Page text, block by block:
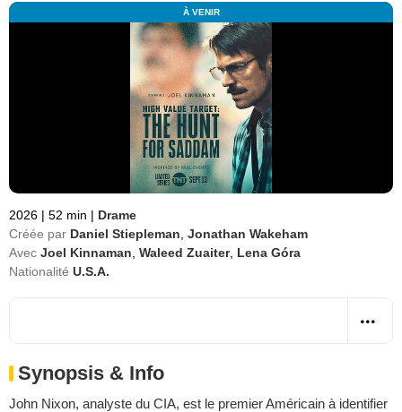
À VENIR
2026 | 52 min | Drame
Créée par Daniel Stiepleman Jonathan Wakeham
Avec Joel Kinnaman Waleed Zuaiter, Lena Góra
Nationalité U.S.A.
Synopsis & Info
John Nixon, analyste du CIA, est le premier Américain à identifier